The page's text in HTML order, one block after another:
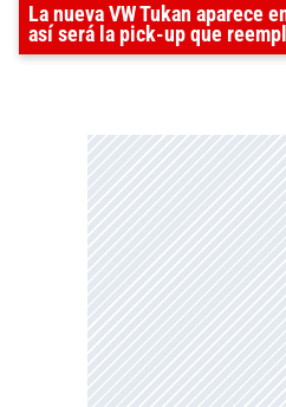
La nueva VW Tukan aparece
así será la pick-up que